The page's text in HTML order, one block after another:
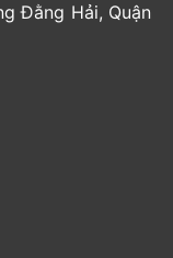
Đằng Hải, Quận